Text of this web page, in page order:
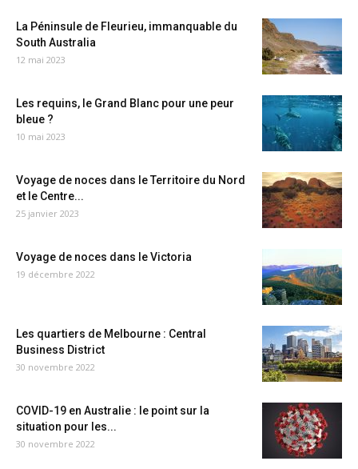
La Péninsule de Fleurieu, immanquable du
South Australia
12 mai 2023
Les requins, le Grand Blanc pour une peur
bleue ?
10 mai 2023
Voyage de noces dans le Territoire du Nord
et le Centre...
25 janvier 2023
Voyage de noces dans le Victoria
19 décembre 2022
Les quartiers de Melbourne : Central
Business District
30 novembre 2022
COVID-19 en Australie : le point sur la
situation pour les...
30 novembre 2022